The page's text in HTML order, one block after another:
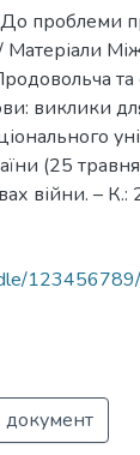
проблеми
Матеріали
виклики
(25 травня
війни. –
документ